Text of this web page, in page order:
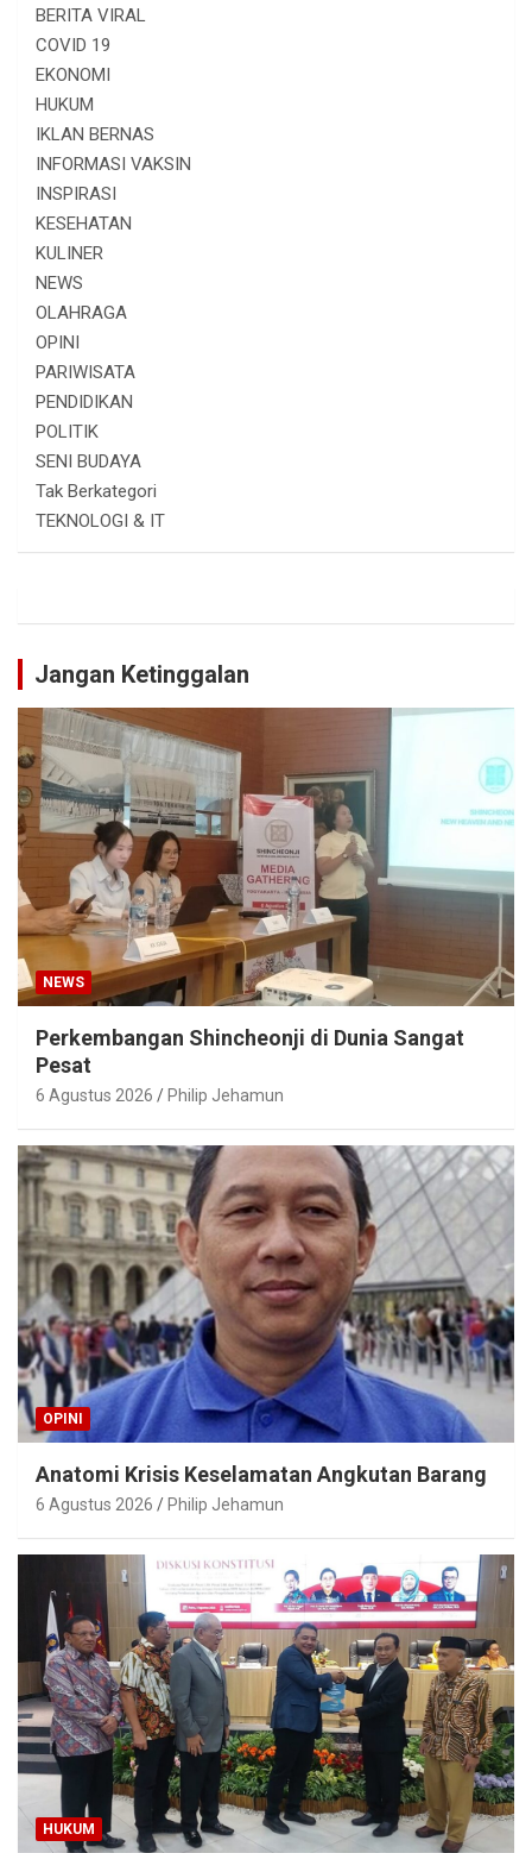
BERITA VIRAL
COVID 19
EKONOMI
HUKUM
IKLAN BERNAS
INFORMASI VAKSIN
INSPIRASI
KESEHATAN
KULINER
NEWS
OLAHRAGA
OPINI
PARIWISATA
PENDIDIKAN
POLITIK
SENI BUDAYA
Tak Berkategori
TEKNOLOGI & IT
Jangan Ketinggalan
NEWS
Perkembangan Shincheonji di Dunia Sangat
Pesat
6 Agustus 2026 Philip Jehamun
OPINI
Anatomi Krisis Keselamatan Angkutan Barang
6 Agustus 2026 Philip Jehamun
HUKUM